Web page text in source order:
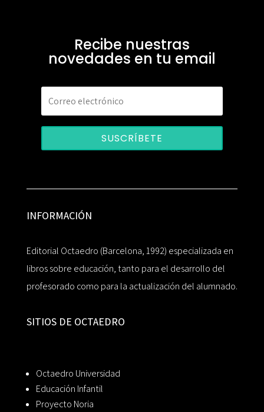
Recibe nuestras
novedades en tu email
SUSCRÍBETE
INFORMACIÓN
Editorial Octaedro (Barcelona, 1992) especializada en
libros sobre educación, tanto para el desarrollo del
profesorado como para la actualización del alumnado.
SITIOS DE OCTAEDRO
Octaedro Universidad
Educación Infantil
Proyecto Noria